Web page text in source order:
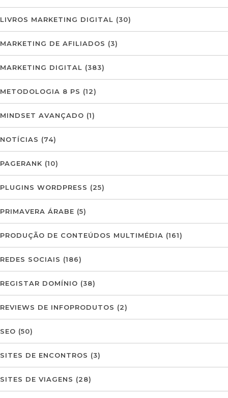
LIVROS MARKETING DIGITAL (30)
MARKETING DE AFILIADOS (3)
MARKETING DIGITAL (383)
METODOLOGIA 8 PS (12)
MINDSET AVANÇADO (1)
NOTÍCIAS (74)
PAGERANK (10)
PLUGINS WORDPRESS (25)
PRIMAVERA ÁRABE (5)
PRODUÇÃO DE CONTEÚDOS MULTIMÉDIA (161)
REDES SOCIAIS (186)
REGISTAR DOMÍNIO (38)
REVIEWS DE INFOPRODUTOS (2)
SEO (50)
SITES DE ENCONTROS (3)
SITES DE VIAGENS (28)